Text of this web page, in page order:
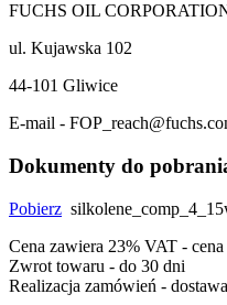
FUCHS OIL
ul. Kujawska 102
44-101 Gliwice
E-mail -
Dokumenty do
Pobierz
Cena zawiera 23% VAT -
Zwrot towaru - do 30 dni
Realizacja zamówień - dostawa